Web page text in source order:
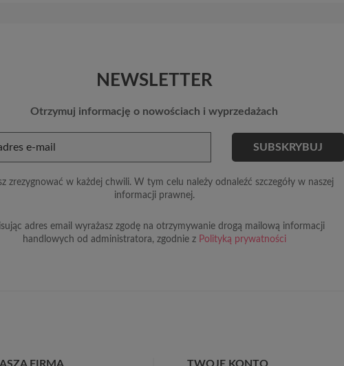
NEWSLETTER
Otrzymuj informację o nowościach i wyprzedażach
zrezygnować w każdej chwili. W tym celu należy odnaleźć szczegóły w naszej
informacji prawnej.
adres email wyrażasz zgodę na otrzymywanie drogą mailową informacji
handlowych od administratora, zgodnie z Polityką prywatności
FIRMA TWOJE KONTO